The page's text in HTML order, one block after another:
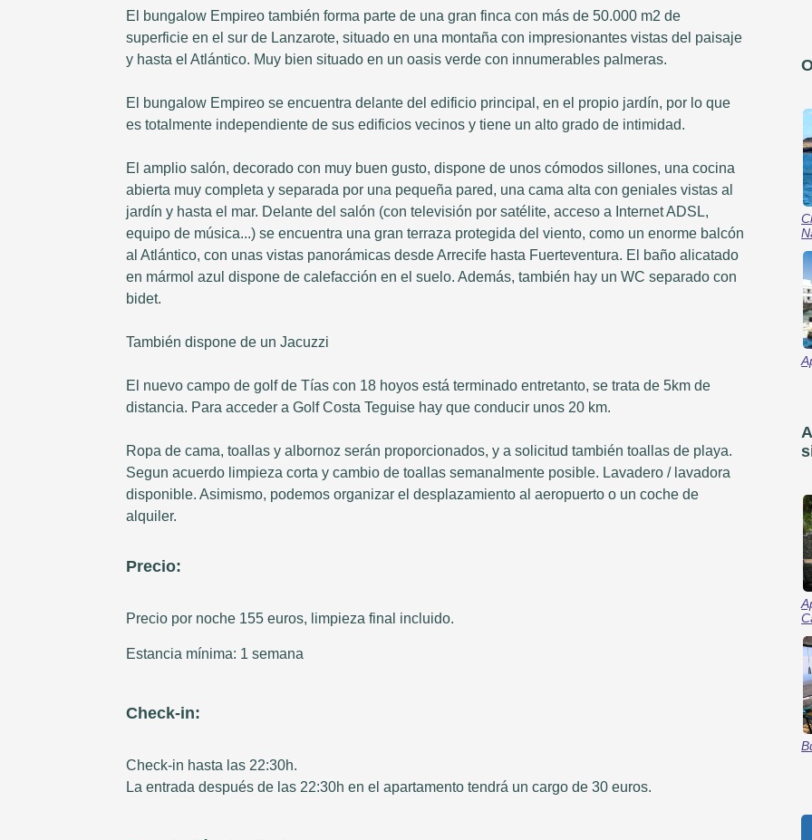
El bungalow Empireo también forma parte de una gran finca con más de 50.000 m2 de
superficie en el sur de Lanzarote, situado en una montaña con impresionantes vistas del paisaje
y hasta el Atlántico. Muy bien situado en un oasis verde con innumerables palmeras.
El bungalow Empireo se encuentra delante del edificio principal, en el propio jardín, por lo que
es totalmente independiente de sus edificios vecinos y tiene un alto grado de intimidad.
El amplio salón, decorado con muy buen gusto, dispone de unos cómodos sillones, una cocina
abierta muy completa y separada por una pequeña pared, una cama alta con geniales vistas al
jardín y hasta el mar. Delante del salón (con televisión por satélite, acceso a Internet ADSL,
equipo de música...) se encuentra una gran terraza protegida del viento, como un enorme balcón
al Atlántico, con unas vistas panorámicas desde Arrecife hasta Fuerteventura. El baño alicatado
en mármol azul dispone de calefacción en el suelo. Además, también hay un WC separado con
bidet.
También dispone de un Jacuzzi
El nuevo campo de golf de Tías con 18 hoyos está terminado entretanto, se trata de 5km de
distancia. Para acceder a Golf Costa Teguise hay que conducir unos 20 km.
Ropa de cama, toallas y albornoz serán proporcionados, y a solicitud también toallas de playa.
Segun acuerdo limpieza corta y cambio de toallas semanalmente posible. Lavadero / lavadora
disponible. Asimismo, podemos organizar el desplazamiento al aeropuerto o un coche de
alquiler.
Precio:
Precio por noche 155 euros, limpieza final incluido.
Estancia mínima: 1 semana
Check-in:
Check-in hasta las 22:30h.
La entrada después de las 22:30h en el apartamento tendrá un cargo de 30 euros.